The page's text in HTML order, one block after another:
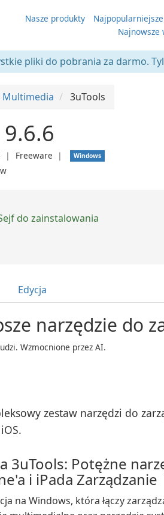
Nasze produkty
Najnowsze
pliki do pobrania za darmo.
Multimedia 3uTools
❘ Freeware ❘ Windows
do zainstalowania
Edycja
narzędzie do
Wzmocnione przez AI.
zestaw narzędzi do
3uTools: Potężne
i iPada Zarządzanie
na Windows, która łączy